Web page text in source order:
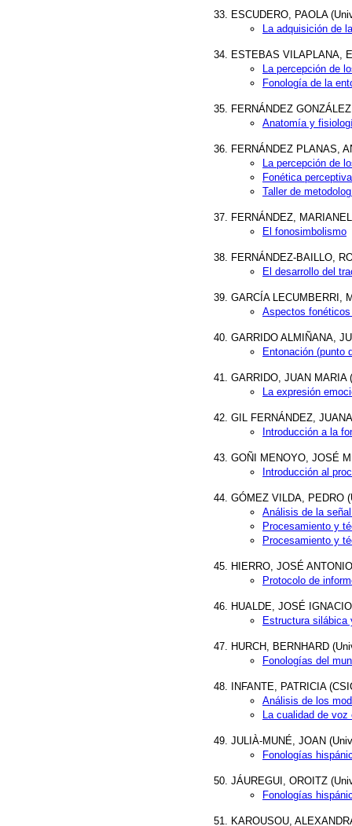
ESCUDERO, PAOLA
La adquisición de
ESTEBAS VILAPLANA,
La percepción de
Fonología de la
FERNÁNDEZ
Anatomía y
FERNÁNDEZ PLANAS,
La percepción de
Fonética
Taller de
FERNÁNDEZ,
El fonosimbolismo
FERNÁNDEZ-BAILLO,
El desarrollo del
GARCÍA LECUMBERRI,
Aspectos
GARRIDO ALMIÑANA,
Entonación (punto
GARRIDO, JUAN MARIA
La expresión
GIL FERNÁNDEZ,
Introducción a la
GOÑI MENOYO, JOSÉ
Introducción al
GÓMEZ VILDA, PEDRO
Análisis de la
Procesamiento y
Procesamiento y
HIERRO, JOSÉ
Protocolo de
HUALDE, JOSÉ
Estructura silábica
HURCH, BERNHARD
Fonologías del
INFANTE, PATRICIA
Análisis de los
La cualidad de
JULIÀ-MUNÉ, JOAN
Fonologías
JÁUREGUI, OROITZ
Fonologías
KAROUSOU,